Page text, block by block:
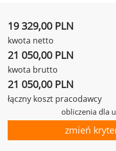
19 329,00 PLN
kwota netto
21 050,00 PLN
kwota brutto
21 050,00 PLN
łączny koszt pracodawcy
obliczenia dla
zmień